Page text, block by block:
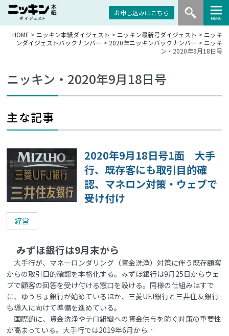
お申し込みはこちら
HOME > ニッキン本紙ダイジェスト > ニッキン最新号ダイジェスト > ニッキ
ンダイジェストバックナンバー > 2020年ニッキンバックナンバー > ニッキ
ン・2020年9月18日号
ニッキン・2020年9月18日号
主な記事
2020年9月18日号1面 大手
行、既存客にも取引目的確
認、マネロン対策・ウェブで
受け付け
経営
みずほ銀行は9月末から
大手行が、マネーロンダリング（資金洗浄）対策に伴う既存顧客
からの取引目的確認を本格化する。みずほ銀行は9月25日からウェ
ブで顧客の回答を受け付ける窓口を設ける。同様の仕組みはすで
に、ゆうちょ銀行が始めているほか、三菱UFJ銀行と三井住友銀行
も導入に向けて準備を進めている。
国際的に、資金洗浄やテロ組織への資金供与を防ぐ対策の重要性
が高まっている。大手行では2019年6月から…